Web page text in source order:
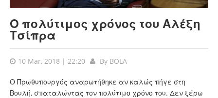
Ο πολύτιμος χρόνος του Αλέξη
Τσίπρα
10 Mar, 2018 | 22:20 By BOLA
Ο Πρωθυπουργός αναρωτήθηκε αν καλώς πήγε στη
Βουλή, σπαταλώντας τον πολύτιμο χρόνο του. Δεν ξέρω